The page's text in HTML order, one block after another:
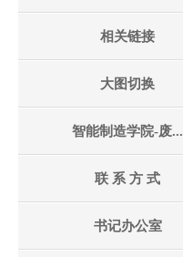
相关链接
大图切换
智能制造学院-废...
联 系 方 式
书记办公室